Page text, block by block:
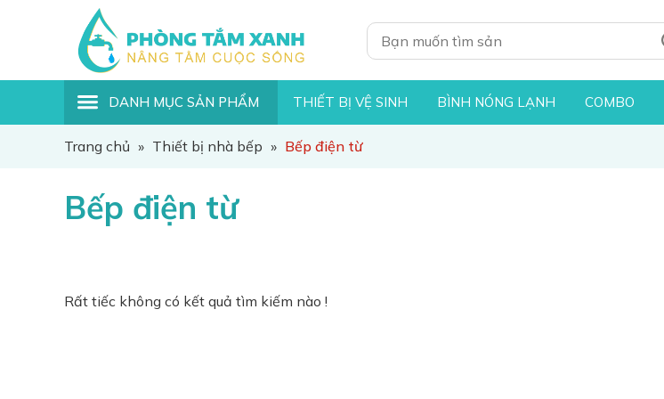
DANH MỤC SẢN PHẨM THIẾT BỊ VỆ SINH BÌNH NÓNG LẠNH COMBO
Trang chủ » Thiết bị nhà bếp » Bếp điện từ
Bếp điện từ
Rất tiếc không có kết quả tìm kiếm nào !